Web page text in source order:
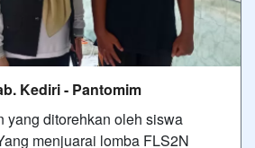
Kediri - Pantomim
yang ditorehkan oleh siswa
menjuarai lomba FLS2N